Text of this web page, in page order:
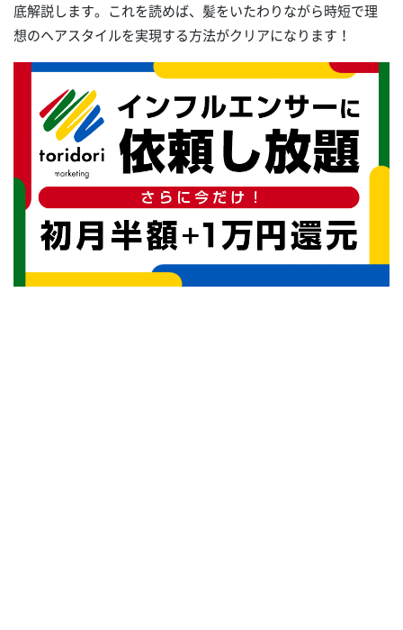
底解説します。これを読めば、髪をいたわりながら時短で理
想のヘアスタイルを実現する方法がクリアになります！